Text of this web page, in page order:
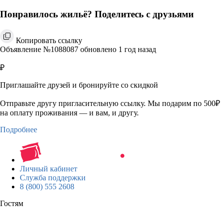
Понравилось жильё? Поделитесь с друзьями
Копировать ссылку
Объявление №1088087 обновлено 1 год назад
₽
Приглашайте друзей и бронируйте со скидкой
Отправьте другу пригласительную ссылку. Мы подарим по 500₽
на оплату проживания — и вам, и другу.
Подробнее
Личный кабинет
Служба поддержки
8 (800) 555 2608
Гостям